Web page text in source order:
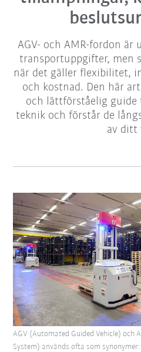
AGV- och AMR-fordon
transportuppgifter, men
när det gäller flexibilitet,
och kostnad. Den här
och lättförståelig
teknik och förstår de
av ditt
AGV (Automated Guided Vehicle) och
System) används ofta som